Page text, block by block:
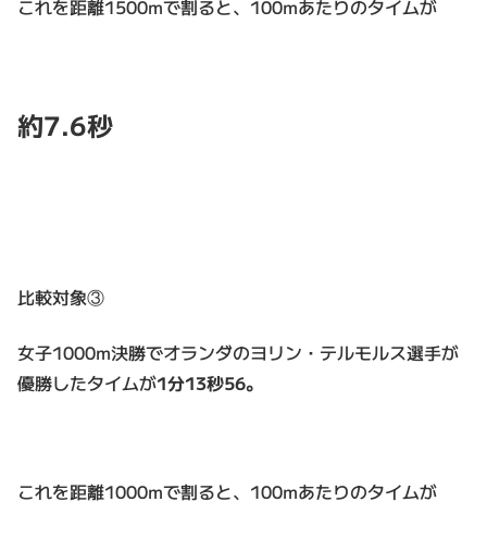
これを距離1500mで割ると、100mあたりのタイムが
約7.6秒
比較対象③
女子1000m決勝でオランダのヨリン・テルモルス選手が
優勝したタイムが1分13秒56。
これを距離1000mで割ると、100mあたりのタイムが